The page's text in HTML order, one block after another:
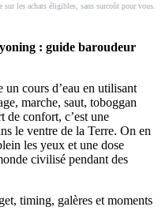
les achats éligibles, sans surcoût pour vous.
: guide baroudeur
un cours d’eau en utilisant
marche, saut, toboggan
de confort, c’est une
le ventre de la Terre. On en
les yeux et une dose
civilisé pendant des
timing, galères et moments